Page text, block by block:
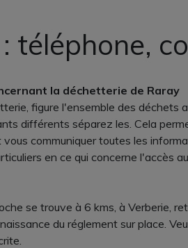
téléphone,
la déchetterie de Raray
figure l'ensemble des déchets
différents séparez les. Cela
communiquer toutes les
en ce qui concerne l'accès
se trouve à 6 kms, à Verberie,
du réglement sur place.